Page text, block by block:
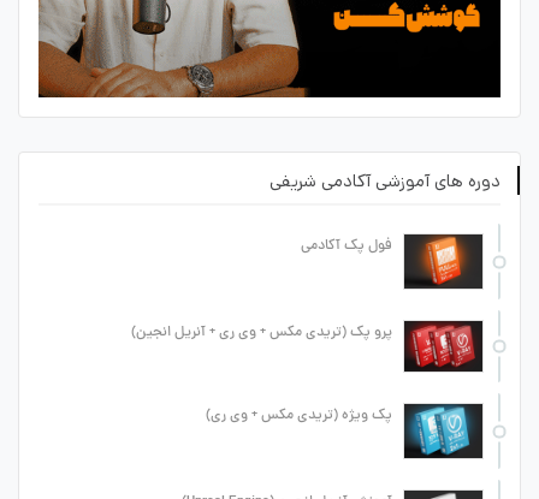
دوره های آموزشی آکادمی شریفی
فول پک آکادمی
پرو پک (تریدی مکس + وی ری + آنریل انجین)
پک ویژه (تریدی مکس + وی ری)